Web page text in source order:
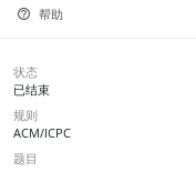
帮助
状态
已结束
规则
ACM/ICPC
题目